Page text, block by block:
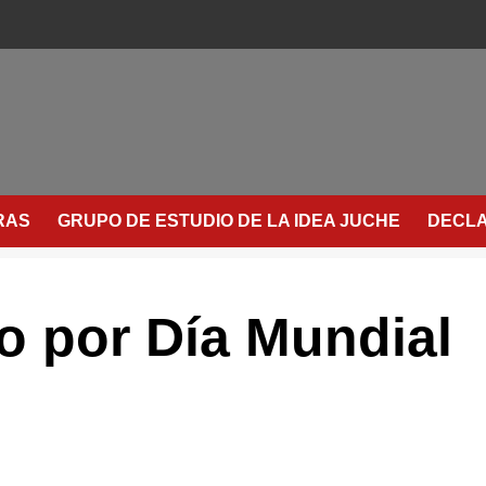
GRUPO DE ESTUDIO DE LA IDEA JUCHE
por Día Mundial